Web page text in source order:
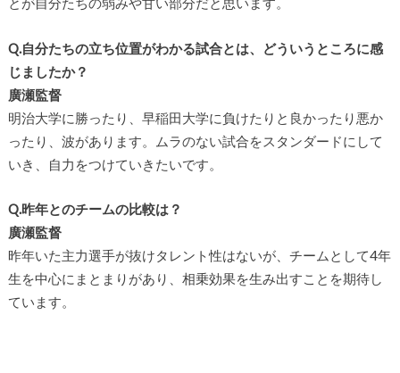
Q.自分たちの立ち位置がわかる試合とは、どういうところに感
じましたか？
廣瀬監督
明治大学に勝ったり、早稲田大学に負けたりと良かったり悪か
ったり、波があります。ムラのない試合をスタンダードにして
いき、自力をつけていきたいです。
Q.昨年とのチームの比較は？
廣瀬監督
昨年いた主力選手が抜けタレント性はないが、チームとして4年
生を中心にまとまりがあり、相乗効果を生み出すことを期待し
ています。